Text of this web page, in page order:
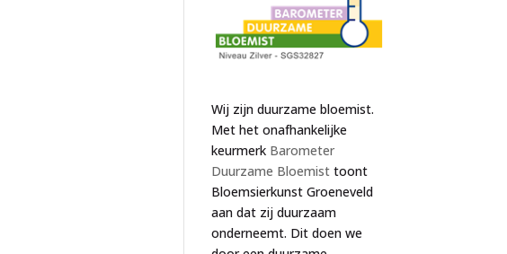
Wij zijn duurzame bloemist.
Met het onafhankelijke
keurmerk Barometer
Duurzame Bloemist toont
Bloemsierkunst Groeneveld
aan dat zij duurzaam
onderneemt. Dit doen we